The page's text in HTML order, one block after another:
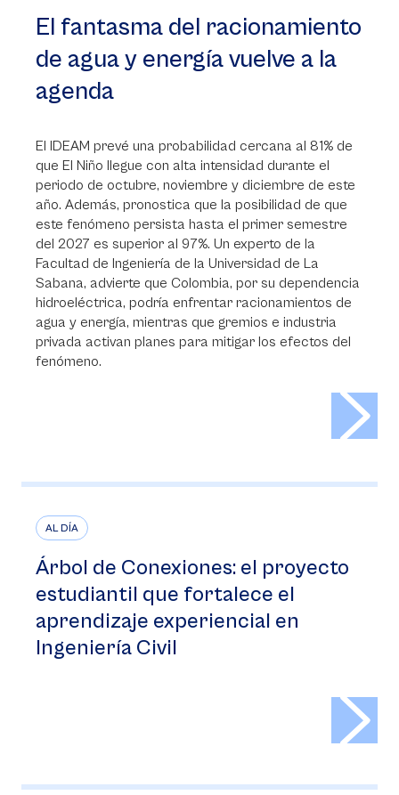
El fantasma del racionamiento
de agua y energía vuelve a la
agenda
El IDEAM prevé una probabilidad cercana al 81% de
que El Niño llegue con alta intensidad durante el
periodo de octubre, noviembre y diciembre de este
año. Además, pronostica que la posibilidad de que
este fenómeno persista hasta el primer semestre
del 2027 es superior al 97%. Un experto de la
Facultad de Ingeniería de la Universidad de La
Sabana, advierte que Colombia, por su dependencia
hidroeléctrica, podría enfrentar racionamientos de
agua y energía, mientras que gremios e industria
privada activan planes para mitigar los efectos del
fenómeno.
AL DÍA
Árbol de Conexiones: el proyecto
estudiantil que fortalece el
aprendizaje experiencial en
Ingeniería Civil